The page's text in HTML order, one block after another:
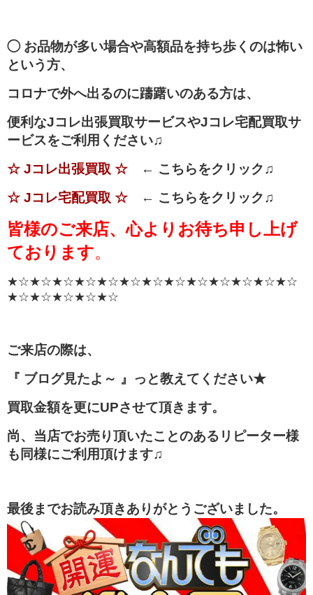
◯ お品物が多い場合や高額品を持ち歩くのは怖い
という方、
コロナで外へ出るのに躊躇いのある方は、
便利なJコレ出張買取サービスやJコレ宅配買取サ
ービスをご利用ください♫
☆ Jコレ出張買取 ☆ ← こちらをクリック♫
☆ Jコレ宅配買取 ☆ ← こちらをクリック♫
皆様のご来店、心よりお待ち申し上げ
ております。
★☆★☆★☆★☆★☆★☆★☆★☆★☆★☆★☆★☆★☆
★☆★☆★☆★☆★☆
ご来店の際は、
『 ブログ見たよ～ 』っと教えてください★
買取金額を更にUPさせて頂きます。
尚、当店でお売り頂いたことのあるリピーター様
も同様にご利用頂けます♫
最後までお読み頂きありがとうございました。